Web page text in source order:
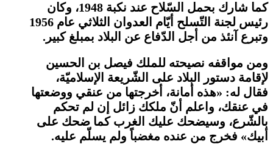
كما شارك بحمل السّلاح عند نكبة 1948، وكان
رئيس لجنة التّسلح أيّام العدوان الثلاثي عام 1956
وتبرع آنئذ من أجل الدّفاع عن البلاد بمبلغ كبير.
ومن مواقفه نصيحته للملك فيصل بن الحسين
لإقامة دستور البلاد على الشّريعة الإسلاميّة،
فقال له: «هذه أمانة، أخرجتها من عنقي ووضعتها
في عنقك، واعلم أنّ ملكك زائل إن لم تحكم
بالشّرع، وسيضحك عليك الغرب كما ضحك على
أبيك» فخرج من عنده مغضباً ولم يسلّم عليه.